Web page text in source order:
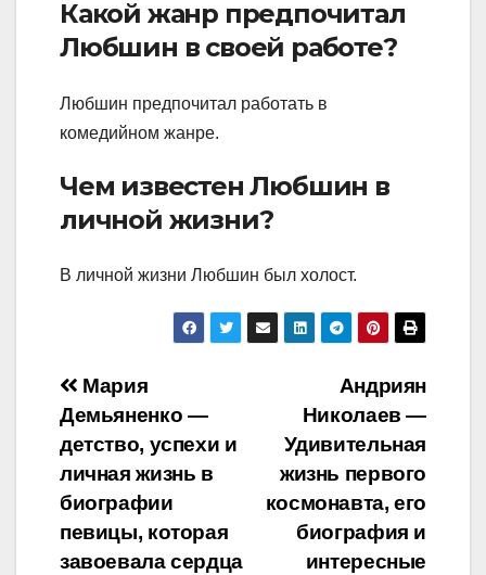
Какой жанр предпочитал
Любшин в своей работе?
Любшин предпочитал работать в
комедийном жанре.
Чем известен Любшин в
личной жизни?
В личной жизни Любшин был холост.
Навигация
по
записям
Андриян
Николаев —
Удивительная
жизнь первого
космонавта, его
биография и
интересные
Мария
Демьяненко —
детство, успехи и
личная жизнь в
биографии
певицы, которая
завоевала сердца